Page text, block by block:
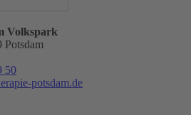
Volkspark
Potsdam
50
potsdam.de